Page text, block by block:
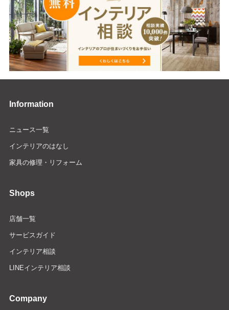
Information
ニュース一覧
インテリアのはなし
家具の修理・リフォーム
Shops
店舗一覧
サービスガイド
インテリア相談
LINEインテリア相談
Company